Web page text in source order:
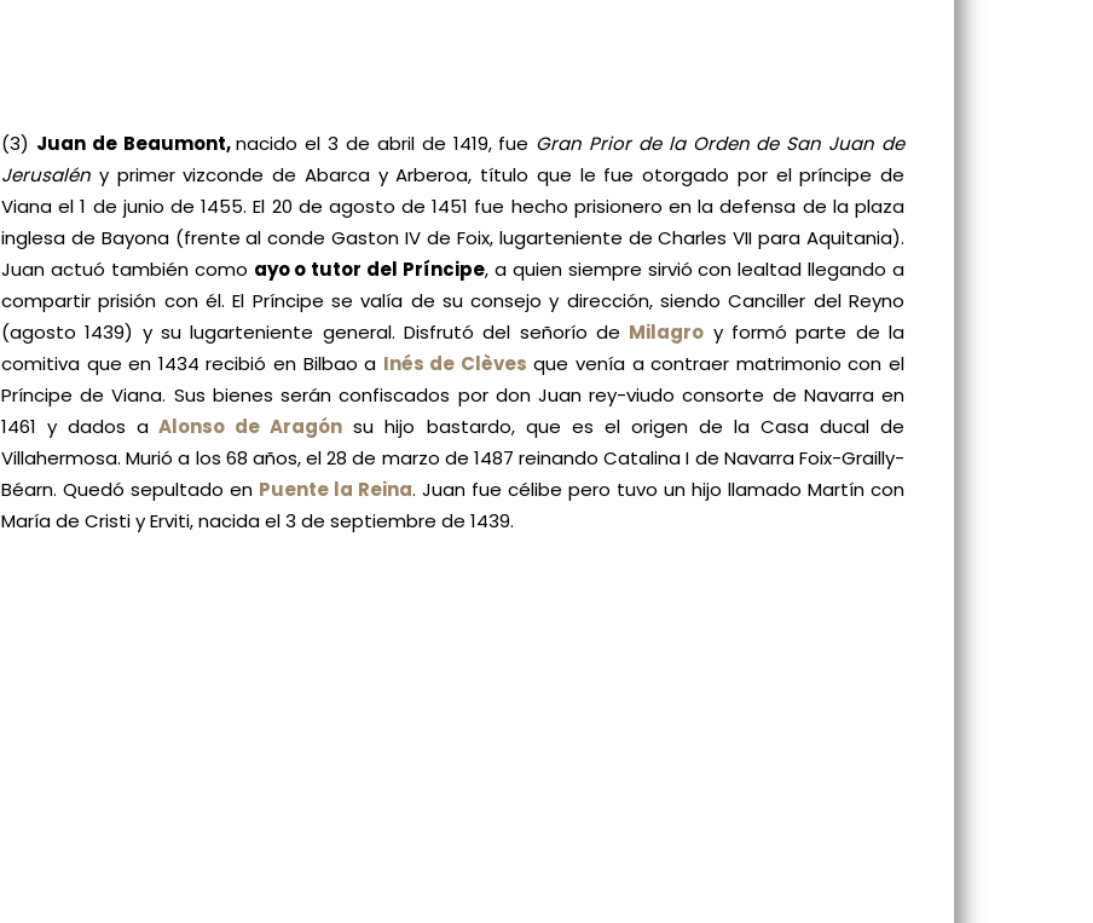
(3) Juan de Beaumont,nacido el 3 de abril de 1419, fue Gran Prior de la Orden de San Juan de
Jerusalén y primer vizconde de Abarca y Arberoa, título que le fue otorgado por el príncipe de
Viana el 1 de junio de 1455. El 20 de agosto de 1451 fue hecho prisionero en la defensa de la plaza
inglesa de Bayona (frente al conde Gaston IV de Foix, lugarteniente de Charles VII para Aquitania).
Juan actuó también como ayo o tutor del Príncipe, a quien siempre sirvió con lealtad llegando a
compartir prisión con él. El Príncipe se valía de su consejo y dirección, siendo Canciller del Reyno
(agosto 1439) y su lugarteniente general. Disfrutó del señorío de Milagro y formó parte de la
comitiva que en 1434 recibió en Bilbao a Inés de Clèves que venía a contraer matrimonio con el
Príncipe de Viana. Sus bienes serán confiscados por don Juan rey-viudo consorte de Navarra en
1461 y dados a Alonso de Aragón su hijo bastardo, que es el origen de la Casa ducal de
Villahermosa. Murió a los 68 años, el 28 de marzo de 1487 reinando Catalina I de Navarra Foix-Grailly-
Béarn. Quedó sepultado en Puente la Reina. Juan fue célibe pero tuvo un hijo llamado Martín con
María de Cristi y Erviti, nacida el 3 de septiembre de 1439.